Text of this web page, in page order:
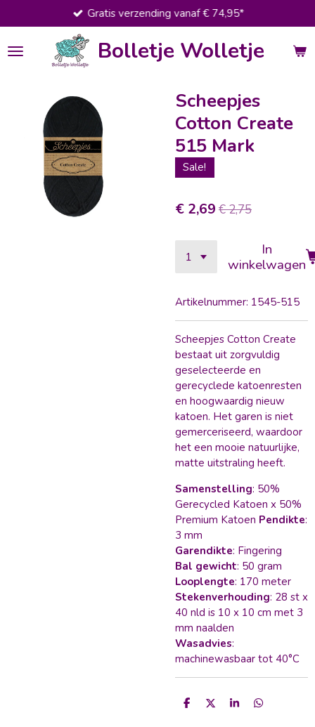
direct
naar
de
Bolletje Wolletje
Gratis verzending vanaf € 74,95*
Scheepjes
Cotton Create
515 Mark
Sale!
€ 2,69 € 2,75
In
winkelwagen
Artikelnummer: 1545-515
Scheepjes Cotton Create
bestaat uit zorgvuldig
geselecteerde en
gerecyclede katoenresten
en hoogwaardig nieuw
katoen. Het garen is niet
gemerceriseerd, waardoor
het een mooie natuurlijke,
matte uitstraling heeft.
Samenstelling: 50%
Gerecycled Katoen x 50%
Premium Katoen Pendikte:
3 mm
Garendikte: Fingering
Bal gewicht: 50 gram
Looplengte: 170 meter
Stekenverhouding: 28 st x
40 nld is 10 x 10 cm met 3
mm naalden
Wasadvies:
machinewasbaar tot 40°C
D
D
S
D